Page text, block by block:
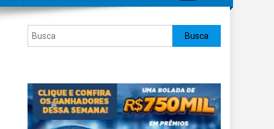
Pesquisar Busca